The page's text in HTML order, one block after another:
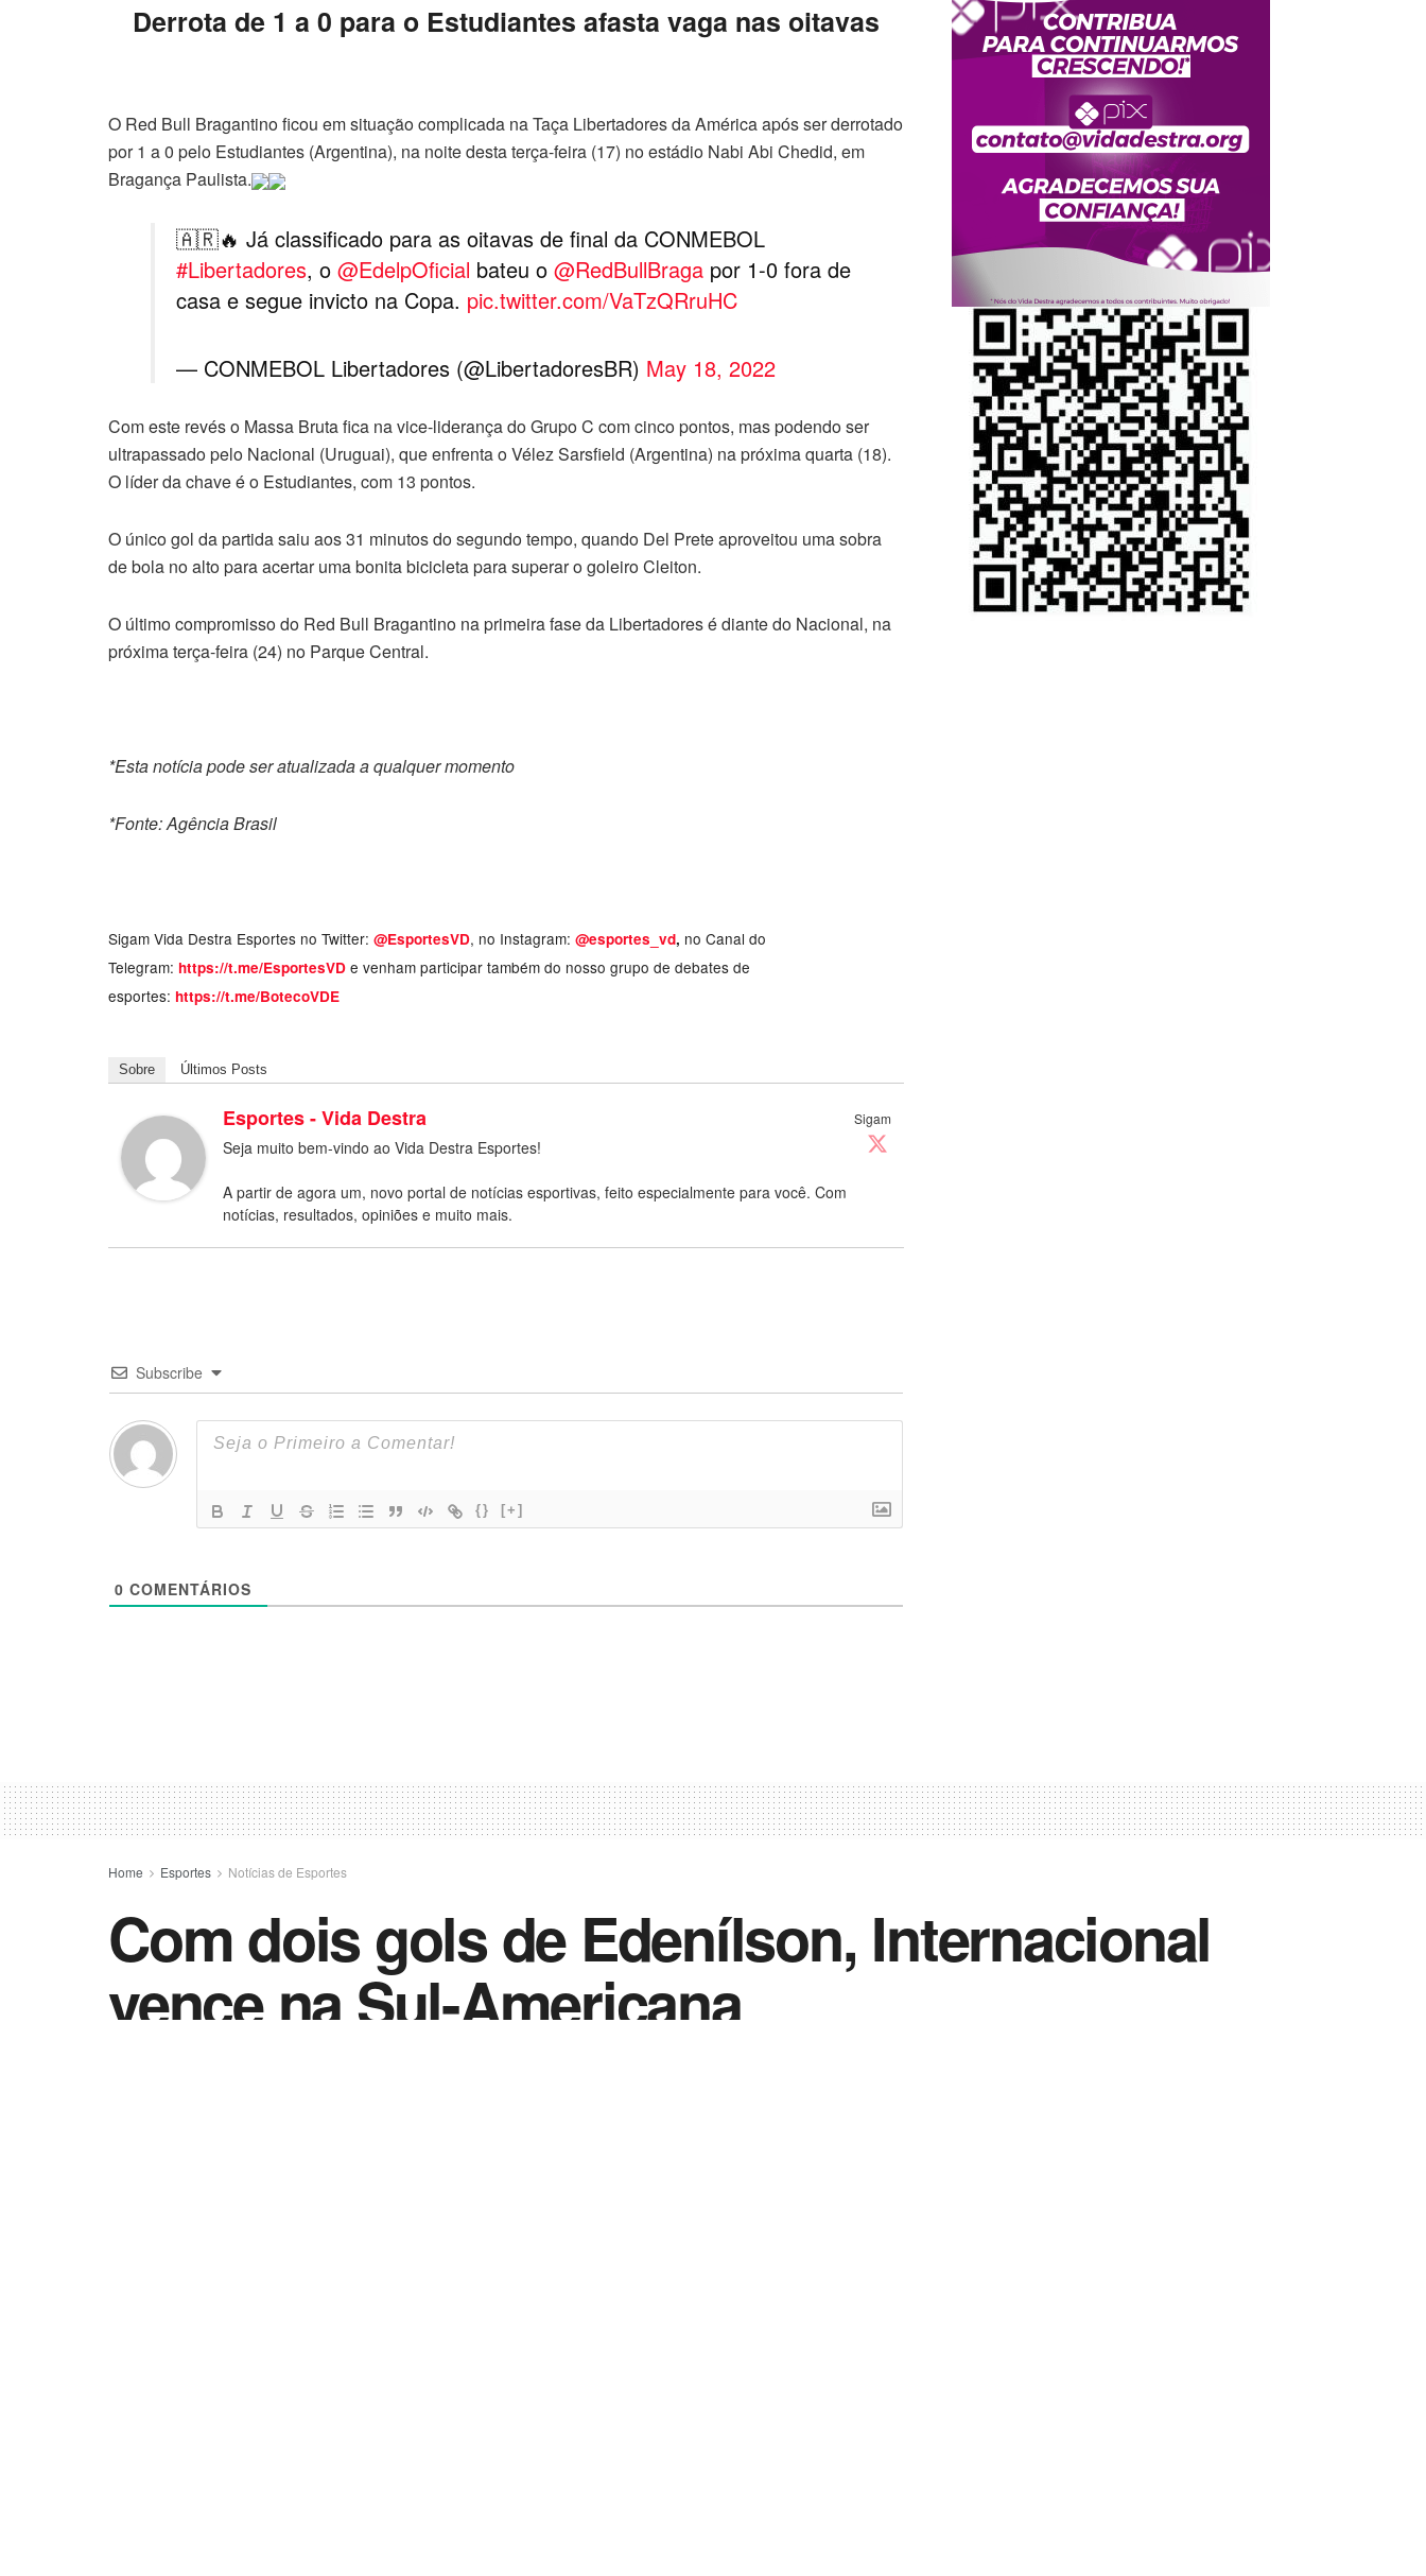
Derrota de 1 a 0 para o Estudiantes afasta vaga nas oitavas
O Red Bull Bragantino ficou em situação complicada na Taça Libertadores da América após ser derrotado
por 1 a 0 pelo Estudiantes (Argentina), na noite desta terça-feira (17) no estádio Nabi Abi Chedid, em
Bragança Paulista.
🇦🇷🔥 Já classificado para as oitavas de final da CONMEBOL
#Libertadores, o @EdelpOficial bateu o @RedBullBraga por 1-0 fora de
casa e segue invicto na Copa. pic.twitter.com/VaTzQRruHC
— CONMEBOL Libertadores (@LibertadoresBR) May 18, 2022
Com este revés o Massa Bruta fica na vice-liderança do Grupo C com cinco pontos, mas podendo ser
ultrapassado pelo Nacional (Uruguai), que enfrenta o Vélez Sarsfield (Argentina) na próxima quarta (18).
O líder da chave é o Estudiantes, com 13 pontos.
O único gol da partida saiu aos 31 minutos do segundo tempo, quando Del Prete aproveitou uma sobra
de bola no alto para acertar uma bonita bicicleta para superar o goleiro Cleiton.
O último compromisso do Red Bull Bragantino na primeira fase da Libertadores é diante do Nacional, na
próxima terça-feira (24) no Parque Central.
*Esta notícia pode ser atualizada a qualquer momento
*Fonte: Agência Brasil
Sigam Vida Destra Esportes no Twitter: @EsportesVD, no Instagram: @esportes_vd, no Canal do
Telegram: https://t.me/EsportesVD e venham participar também do nosso grupo de debates de
esportes: https://t.me/BotecoVDE
Sobre Últimos Posts
Sigam
Esportes - Vida Destra
Seja muito bem-vindo ao Vida Destra Esportes!
A partir de agora um, novo portal de notícias esportivas, feito especialmente para você. Com
notícias, resultados, opiniões e muito mais.
Subscribe
{} [+]
0 COMENTÁRIOS
Home Esportes Notícias de Esportes
Com dois gols de Edenílson, Internacional
vence na Sul-Americana